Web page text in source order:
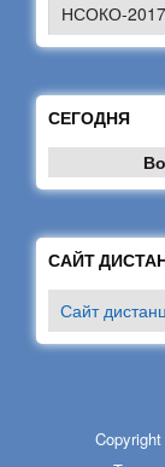
НСОКО-2017
СЕГОДНЯ
САЙТ
Сайт